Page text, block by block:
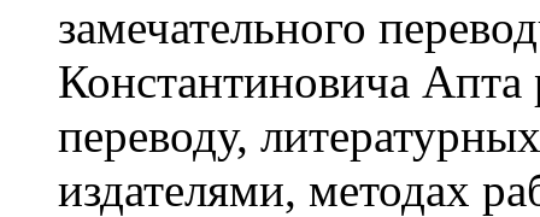
замечательного
Константиновича Апта
переводу,
издателями, методах